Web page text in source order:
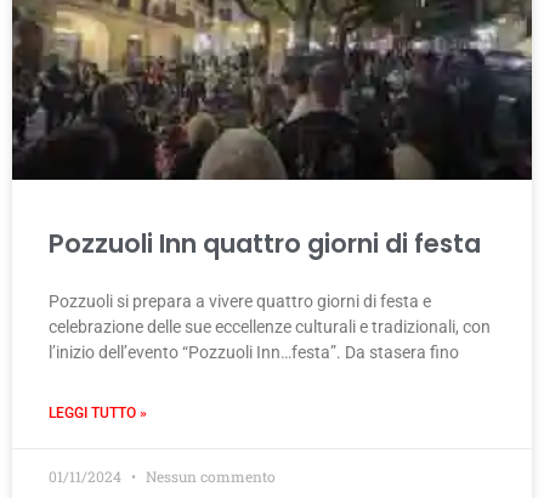
Pozzuoli Inn quattro giorni di festa
Pozzuoli si prepara a vivere quattro giorni di festa e
celebrazione delle sue eccellenze culturali e tradizionali, con
l’inizio dell’evento “Pozzuoli Inn…festa”. Da stasera fino
LEGGI TUTTO »
01/11/2024 Nessun commento